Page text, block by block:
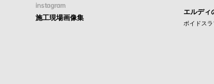
instagram
施工現場画像集
エルディ
ボイドス